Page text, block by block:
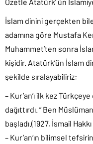
İslam dinini gerçekten
adamına göre Mustafa
Muhammet’ten sonra
kişidir. Atatürk’ün İslam
şekilde sıralayabiliriz:
– Kur’an’ı ilk kez
dağıttırdı. ” Ben
başladı.(1927, İsmail
– Kur’an‘ın bilimsel